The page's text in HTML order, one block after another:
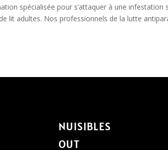
spécialisée pour s’attaquer à une infestation
lit adultes. Nos professionnels de la lutte
NUISIBLES
OUT